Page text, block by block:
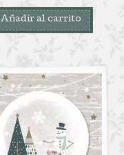
Añadir al carrito